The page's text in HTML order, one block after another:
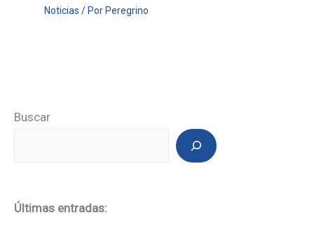
Noticias / Por Peregrino
Buscar
Últimas entradas: